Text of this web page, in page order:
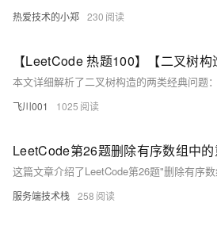
热爱技术的小郑 230
飞川001 1025
服务端技术栈 258